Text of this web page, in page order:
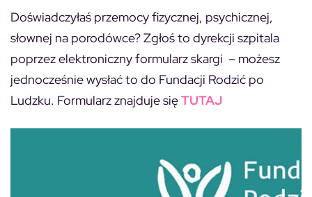
Doświadczyłaś przemocy fizycznej, psychicznej,
słownej na porodówce? Zgłoś to dyrekcji szpitala
poprzez elektroniczny formularz skargi – możesz
jednocześnie wysłać to do Fundacji Rodzić po
Ludzku. Formularz znajduje sięTUTAJ